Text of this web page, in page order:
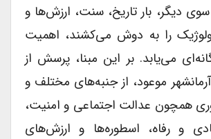
دیگر، بار تاریخ، سنت، ارزش‌ها و
را به دوش می‌کشند، اهمیت
می‌یابد. بر این مبنا، پرسش از
موعود، از جنبه‌های مختلف و
همچون عدالت اجتماعی و امنیت،
و رفاه، اسطوره‌ها و ارزش‌های